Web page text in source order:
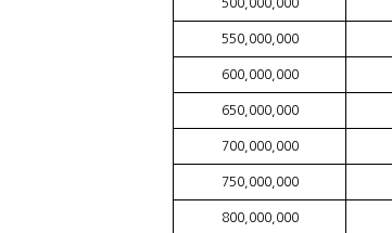
500,000,000
550,000,000
600,000,000
650,000,000
700,000,000
750,000,000
800,000,000